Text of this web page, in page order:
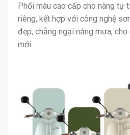
Phối màu cao cấp cho nàng tự
riêng, kết hợp với công nghệ
đẹp, chẳng ngại nắng mưa,
mới.